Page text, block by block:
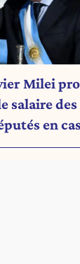
Milei
salaire des
en